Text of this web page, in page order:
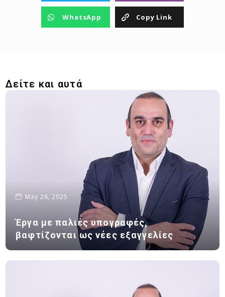
WhatsApp Copy Link
Δείτε και αυτά
May 26, 2025
Έργα με παλιές υπογραφές,
βαφτίζονται ως νέες εξαγγελίες